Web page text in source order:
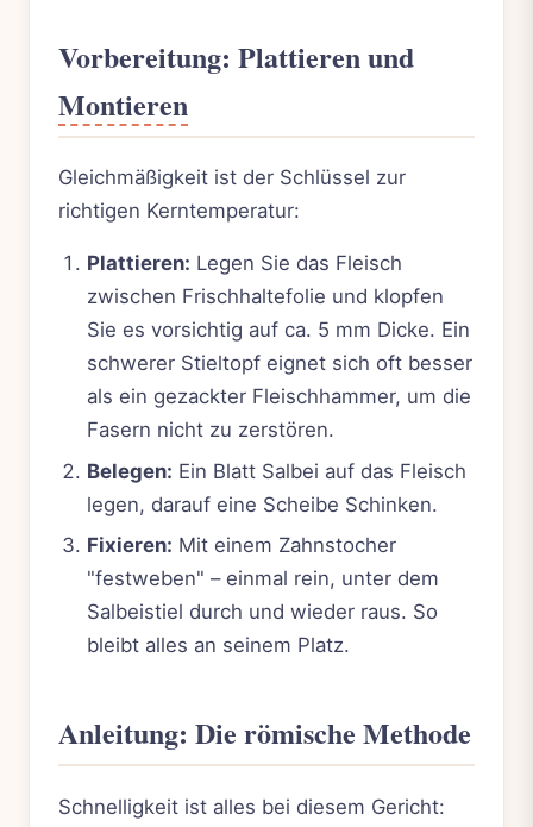
Vorbereitung: Plattieren und
Montieren
Gleichmäßigkeit ist der Schlüssel zur
richtigen Kerntemperatur:
Plattieren: Legen Sie das Fleisch
zwischen Frischhaltefolie und klopfen
Sie es vorsichtig auf ca. 5 mm Dicke. Ein
schwerer Stieltopf eignet sich oft besser
als ein gezackter Fleischhammer, um die
Fasern nicht zu zerstören.
Belegen: Ein Blatt Salbei auf das Fleisch
legen, darauf eine Scheibe Schinken.
Fixieren: Mit einem Zahnstocher
"festweben" – einmal rein, unter dem
Salbeistiel durch und wieder raus. So
bleibt alles an seinem Platz.
Anleitung: Die römische Methode
Schnelligkeit ist alles bei diesem Gericht: